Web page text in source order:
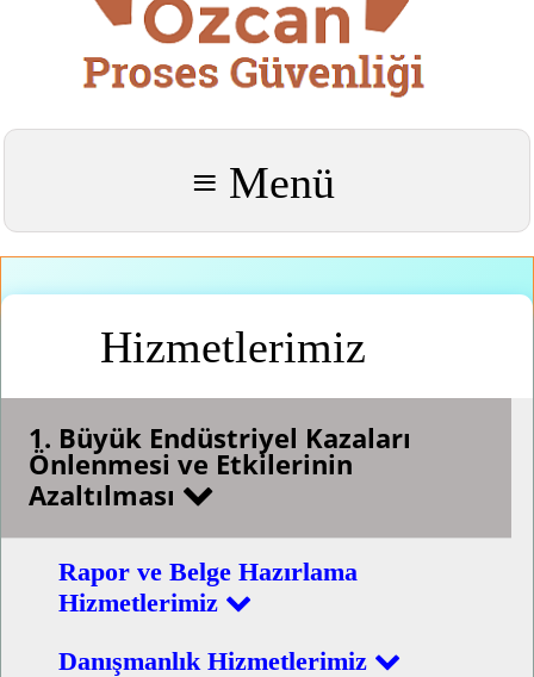
≡ Menü
Hizmetlerimiz
1. Büyük Endüstriyel Kazaları
Önlenmesi ve Etkilerinin
Azaltılması
Rapor ve Belge Hazırlama
Hizmetlerimiz
Danışmanlık Hizmetlerimiz